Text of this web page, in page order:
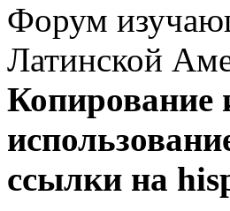
Форум
Латинской
Копирование
ссылки на